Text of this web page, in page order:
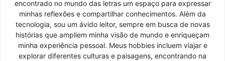
encontrado no mundo das letras um espaço para expressar
minhas reflexões e compartilhar conhecimentos. Além da
tecnologia, sou um ávido leitor, sempre em busca de novas
histórias que ampliem minha visão de mundo e enriqueçam
minha experiência pessoal. Meus hobbies incluem viajar e
explorar diferentes culturas e paisagens, encontrando na